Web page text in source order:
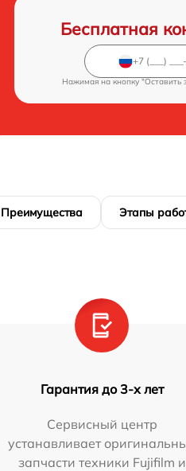
Бесплатная
Нажимая на кнопку "Оставить
Преимущества Этапы
Гарантия до 3-х лет
Сервисный центр
устанавливает
запчасти техники Fujifilm и